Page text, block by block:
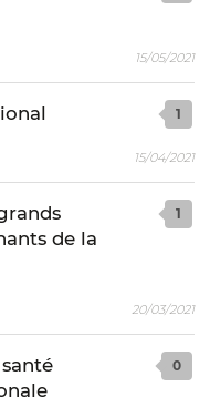
15/05/2021
1
15/04/2021
de la
1
20/03/2021
0